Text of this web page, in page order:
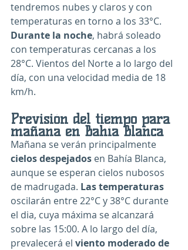
tendremos nubes y claros y con
temperaturas en torno a los 33°C.
Durante la noche, habrá soleado
con temperaturas cercanas a los
28°C. Vientos del Norte a lo largo del
día, con una velocidad media de 18
km/h.
Previsión del tiempo para
mañana en Bahía Blanca
Mañana se verán principalmente
cielos despejados en Bahía Blanca,
aunque se esperan cielos nubosos
de madrugada. Las temperaturas
oscilarán entre 22°C y 38°C durante
el dia, cuya máxima se alcanzará
sobre las 15:00. A lo largo del día,
prevalecerá el viento moderado de